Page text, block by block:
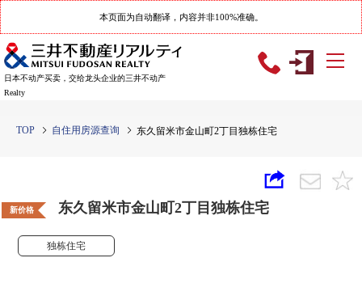
本页面为自动翻译，内容并非100%准确。
日本不动产买卖，交给龙头企业的三井不动产
Realty
TOP 自住用房源查询 东久留米市金山町2丁目独栋住宅
新价格 东久留米市金山町2丁目独栋住宅
独栋住宅